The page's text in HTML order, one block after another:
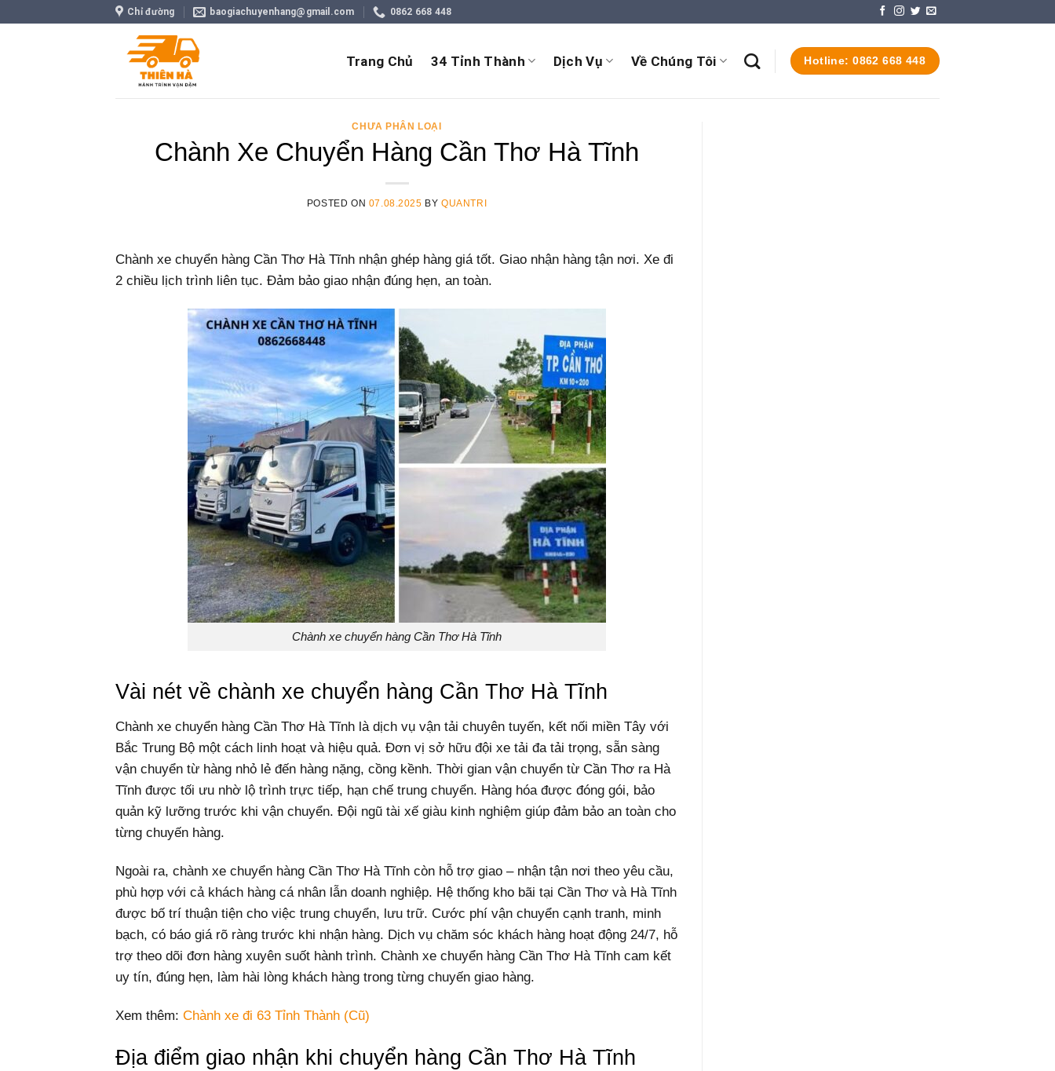
Chỉ đường baogiachuyenhang@gmail.com 0862 668 448
Trang Chủ 34 Tỉnh Thành Dịch Vụ Về Chúng Tôi Hotline: 0862 668 448
CHƯA PHÂN LOẠI
Chành Xe Chuyển Hàng Cần Thơ Hà Tĩnh
POSTED ON 07.08.2025 BYQUANTRI
Chành xe chuyển hàng Cần Thơ Hà Tĩnh nhận ghép hàng giá tốt. Giao nhận hàng tận nơi. Xe đi
2 chiều lịch trình liên tục. Đảm bảo giao nhận đúng hẹn, an toàn.
Chành xe chuyển hàng Cần Thơ Hà Tĩnh
Vài nét về chành xe chuyển hàng Cần Thơ Hà Tĩnh
Chành xe chuyển hàng Cần Thơ Hà Tĩnh là dịch vụ vận tải chuyên tuyến, kết nối miền Tây với
Bắc Trung Bộ một cách linh hoạt và hiệu quả. Đơn vị sở hữu đội xe tải đa tải trọng, sẵn sàng
vận chuyển từ hàng nhỏ lẻ đến hàng nặng, cồng kềnh. Thời gian vận chuyển từ Cần Thơ ra Hà
Tĩnh được tối ưu nhờ lộ trình trực tiếp, hạn chế trung chuyển. Hàng hóa được đóng gói, bảo
quản kỹ lưỡng trước khi vận chuyển. Đội ngũ tài xế giàu kinh nghiệm giúp đảm bảo an toàn cho
từng chuyến hàng.
Ngoài ra, chành xe chuyển hàng Cần Thơ Hà Tĩnh còn hỗ trợ giao – nhận tận nơi theo yêu cầu,
phù hợp với cả khách hàng cá nhân lẫn doanh nghiệp. Hệ thống kho bãi tại Cần Thơ và Hà Tĩnh
được bố trí thuận tiện cho việc trung chuyển, lưu trữ. Cước phí vận chuyển cạnh tranh, minh
bạch, có báo giá rõ ràng trước khi nhận hàng. Dịch vụ chăm sóc khách hàng hoạt động 24/7, hỗ
trợ theo dõi đơn hàng xuyên suốt hành trình. Chành xe chuyển hàng Cần Thơ Hà Tĩnh cam kết
uy tín, đúng hẹn, làm hài lòng khách hàng trong từng chuyến giao hàng.
Xem thêm: Chành xe đi 63 Tỉnh Thành (Cũ)
Địa điểm giao nhận khi chuyển hàng Cần Thơ Hà Tĩnh